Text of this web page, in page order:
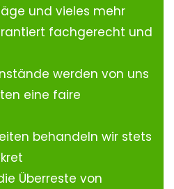
und vieles mehr
fachgerecht und
werden von uns
eine faire
behandeln wir stets
Überreste von